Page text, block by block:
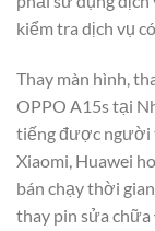
kiểm tra dịch vụ
Thay màn hình,
OPPO A15s tại
tiếng được người
Xiaomi, Huawei
bán chạy thời
thay pin sửa